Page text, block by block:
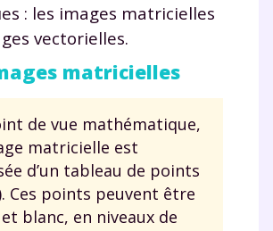
: les images matricielles
vectorielles.
matricielles
de vue mathématique,
matricielle est
d’un tableau de points
Ces points peuvent être
blanc, en niveaux de